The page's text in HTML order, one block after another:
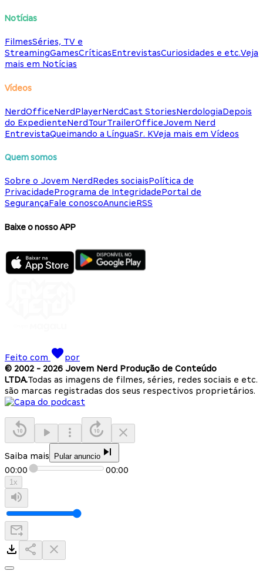
Notícias
FilmesSéries, TV e
StreamingGamesCríticasEntrevistasCuriosidades e etc.Veja
mais em Notícias
Vídeos
NerdOfficeNerdPlayerNerdCast StoriesNerdologiaDepois
do ExpedienteNerdTourTrailerOfficeJovem Nerd
EntrevistaQueimando a LínguaSr. KVeja mais em Vídeos
Quem somos
Sobre o Jovem NerdRedes sociaisPolítica de
PrivacidadePrograma de IntegridadePortal de
SegurançaFale conoscoAnuncieRSS
Baixe o nosso APP
Feito com
por
© 2002 - 2026 Jovem Nerd Produção de Conteúdo
LTDA.Todas as imagens de filmes, séries, redes sociais e etc.
são marcas registradas dos seus respectivos proprietários.
Saiba mais Pular anuncio
00:00 00:00
1 x